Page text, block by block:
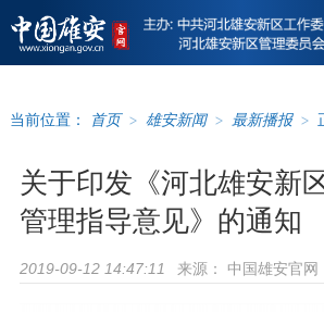
当前位置： 首页 > 雄安新闻 > 最新播报 >
关于印发《河北雄安新
管理指导意见》的通知
2019-09-12 14:47:11 来源： 中国雄安官网